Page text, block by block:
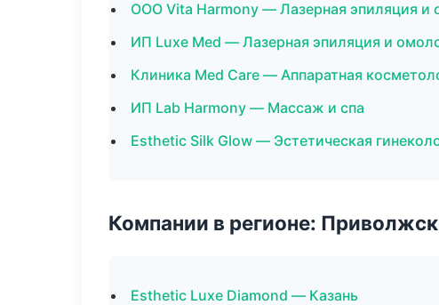
ООО Vita Harmony — Лазерная эпиляция и
ИП Luxe Med — Лазерная эпиляция и
Клиника Med Care — Аппаратная
ИП Lab Harmony — Массаж и спа
Esthetic Silk Glow — Эстетическая
Компании в регионе:
Esthetic Luxe Diamond — Казань